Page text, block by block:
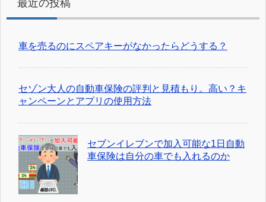
最近の投稿
車を売るのにスペアキーがなかったらどうする？
セゾン大人の自動車保険の評判と見積もり。高い？キ
ャンペーンとアプリの使用方法
セブンイレブンで加入可能な1日自動
車保険は自分の車でも入れるのか